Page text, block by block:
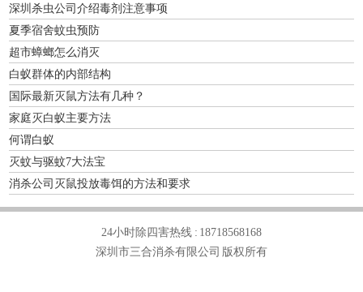
深圳杀虫公司介绍毒剂注意事项
夏季宿舍蚊虫预防
超市蟑螂怎么消灭
白蚁群体的内部结构
国际最新灭鼠方法有几种？
家庭灭白蚁主要方法
何谓白蚁
灭蚊与驱蚊7大法宝
消杀公司灭鼠投放毒饵的方法和要求
24小时除四害热线 : 18718568168
深圳市三合消杀有限公司 版权所有